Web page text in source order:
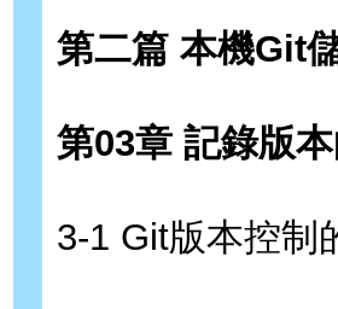
第二篇 本機Git
第03章 記錄版
3-1 Git版本控制